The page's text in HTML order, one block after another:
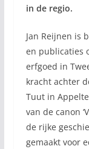
in de regio.
Jan Reijnen is
en publicaties
erfgoed in
kracht achter
Tuut in
van de canon
de rijke
gemaakt voor